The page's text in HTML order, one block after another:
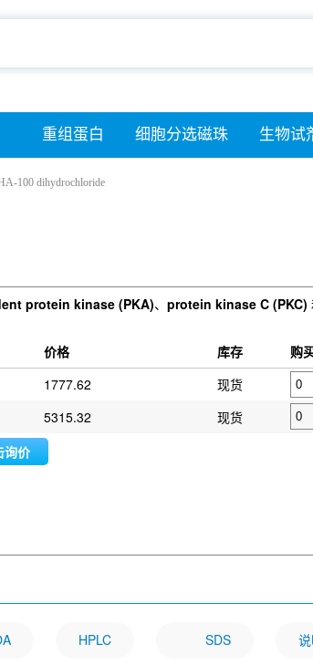
重组蛋白 细胞分选磁珠 生物试
100 dihydrochloride
protein kinase (PKA)、 protein kinase C (PKC)
价格 库存
购
1777.62
现货
5315.32
现货
询价
HPLC SDS